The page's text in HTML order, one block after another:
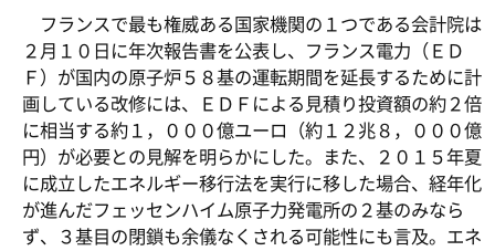
フランスで最も権威ある国家機関の１つである会計院は
２月１０日に年次報告書を公表し、フランス電力（ＥＤ
Ｆ）が国内の原子炉５８基の運転期間を延長するために計
画している改修には、ＥＤＦによる見積り投資額の約２倍
に相当する約１，０００億ユーロ（約１２兆８，０００億
円）が必要との見解を明らかにした。また、２０１５年夏
に成立したエネルギー移行法を実行に移した場合、経年化
が進んだフェッセンハイム原子力発電所の２基のみなら
ず、３基目の閉鎖も余儀なくされる可能性にも言及。エネ